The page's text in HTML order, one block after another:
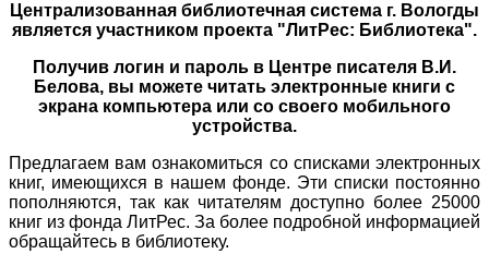
Централизованная библиотечная система г. Вологды
является участником проекта "ЛитРес: Библиотека".
Получив логин и пароль в Центре писателя В.И.
Белова, вы можете читать электронные книги с
экрана компьютера или со своего мобильного
устройства.
Предлагаем вам ознакомиться со списками электронных
книг, имеющихся в нашем фонде. Эти списки постоянно
пополняются, так как читателям доступно более 25000
книг из фонда ЛитРес. За более подробной информацией
обращайтесь в библиотеку.